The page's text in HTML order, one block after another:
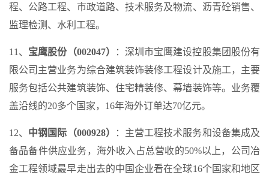
程、公路工程、市政道路、技术服务及物流、沥青砼销售、
监理检测、水利工程。
11、 宝鹰股份（002047）
：深圳市宝鹰建设控股集团股份有
限公司主营业务为综合建筑装饰装修工程设计及施工，主要
服务包括公共建筑装饰、住宅精装修、幕墙装饰等。业务覆
盖沿线的20多个国家，16年海外订单达70亿元。
12、 中钢国际（000928）
：主营工程技术服务和设备集成及
备品备件供应业务，海外收入占总营收的50%以上，公司冶
金工程领域最早走出去的中国企业看在全球16个国家和地区